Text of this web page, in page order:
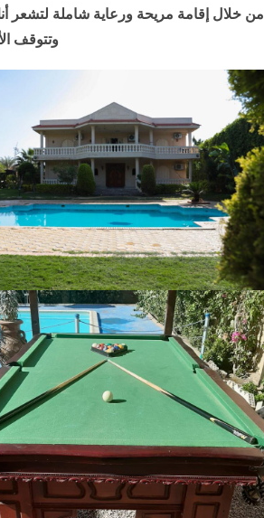
من خلال إقامة مريحة ورعاية شاملة لتشعر
وتتوقف